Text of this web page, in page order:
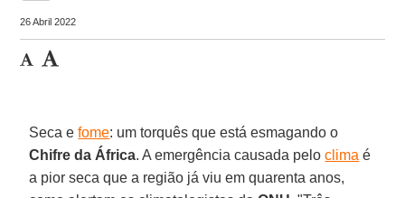
26 Abril 2022
Seca efome: um torquês que está esmagando o
Chifre da África. A emergência causada peloclima é
a pior seca que a região já viu em quarenta anos,